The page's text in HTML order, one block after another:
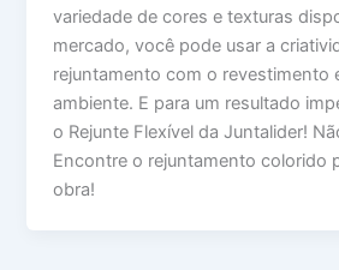
variedade de cores e texturas
mercado, você pode usar a
rejuntamento com o revestimento
ambiente. E para um resultado
o Rejunte Flexível da Juntalider!
Encontre o rejuntamento colorido
obra!